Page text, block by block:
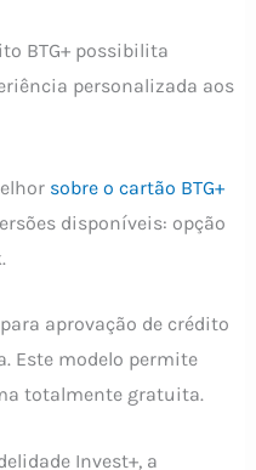
BTG+ possibilita
personalizada aos
sobre o cartão BTG+
disponíveis: opção
aprovação de crédito
Este modelo permite
totalmente gratuita.
Invest+, a